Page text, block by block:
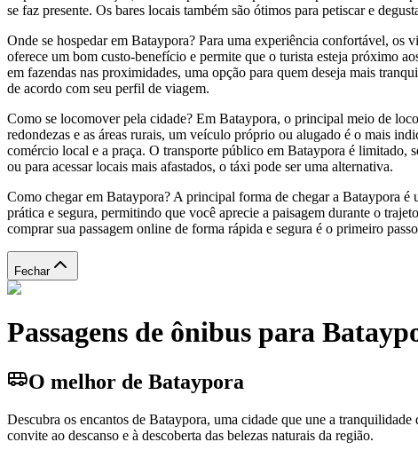
se faz presente. Os bares locais também são ótimos para petiscar e
Onde se hospedar em Bataypora? Para uma experiência confortável, os
oferece um bom custo-benefício e permite que o turista esteja próximo
em fazendas nas proximidades, uma opção para quem deseja mais
de acordo com seu perfil de viagem.
Como se locomover pela cidade? Em Bataypora, o principal meio de
redondezas e as áreas rurais, um veículo próprio ou alugado é o mais
comércio local e a praça. O transporte público em Bataypora é limitado,
ou para acessar locais mais afastados, o táxi pode ser uma alternativa.
Como chegar em Bataypora? A principal forma de chegar a Bataypora
prática e segura, permitindo que você aprecie a paisagem durante o
comprar sua passagem online de forma rápida e segura é o primeiro
Fechar
Passagens de ônibus para
O melhor de Bataypora
Descubra os encantos de Bataypora, uma cidade que une a
convite ao descanso e à descoberta das belezas naturais da região.